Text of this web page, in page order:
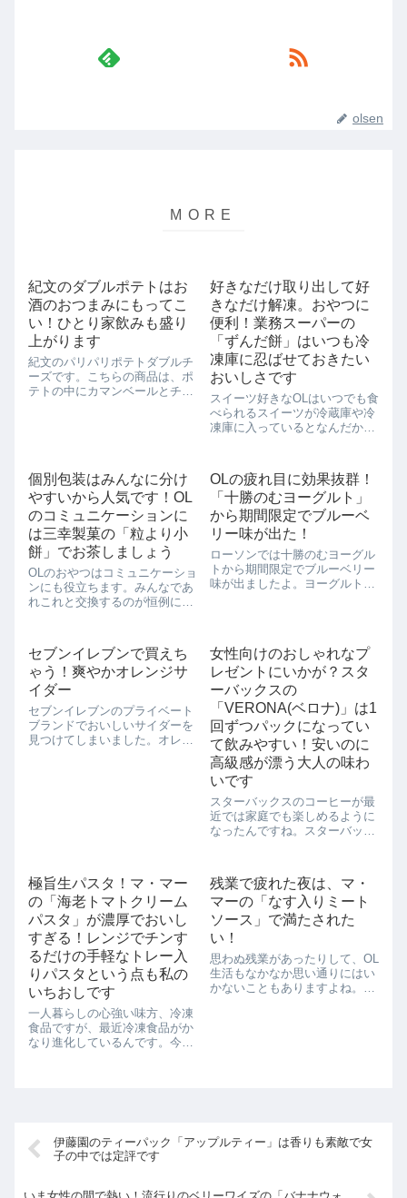
olsen
紀文のダブルポテトはお
酒のおつまみにもってこ
い！ひとり家飲みも盛り
上がります
紀文のパリパリポテトダブルチ
ーズです。こちらの商品は、ポ
テトの中にカマンベールとチェ
ていい感じでした...
好きなだけ取り出して好
きなだけ解凍。おやつに
便利！業務スーパーの
「ずんだ餅」はいつも冷
凍庫に忍ばせておきたい
おいしさです
スイーツ好きなOLはいつでも食
べられるスイーツが冷蔵庫や冷
凍庫に入っているとなんだか安
ーのお餅シリーズです。何種類
かあるのですが、今回ご紹介す
るのはずんだ餅です。【好きな
だけ解凍して...
個別包装はみんなに分け
やすいから人気です！OL
のコミュニケーションに
は三幸製菓の「粒より小
餅」でお茶しましょう
OLのおやつはコミュニケーショ
ンにも役立ちます。みんなであ
れこれと交換するのが恒例にな
トや飴などは、夏場は溶けてし
まって人にあげられない代物に
なってしまう可能性があるの
で、もっぱら夏場...
OLの疲れ目に効果抜群！
「十勝のむヨーグルト」
から期間限定でブルーベ
リー味が出た！
ローソンでは十勝のむヨーグル
トから期間限定でブルーベリー
味が出ましたよ。ヨーグルトと
セブンイレブンで買えち
ゃう！爽やかオレンジサ
イダー
セブンイレブンのプライベート
ブランドでおいしいサイダーを
見つけてしまいました。オレン
女性向けのおしゃれなプ
レゼントにいかが？スタ
ーバックスの
「VERONA(ベロナ)」は1
回ずつパックになってい
て飲みやすい！安いのに
高級感が漂う大人の味わ
いです
スターバックスのコーヒーが最
近では家庭でも楽しめるように
なったんですね。スターバック
た。さっそく買ってチャレンジ
です。今回チャレンジしたのは
「VERONA(ベロナ)」というコ
ーヒー。女性...
極旨生パスタ！マ・マー
の「海老トマトクリーム
パスタ」が濃厚でおいし
すぎる！レンジでチンす
るだけの手軽なトレー入
りパスタという点も私の
いちおしです
一人暮らしの心強い味方、冷凍
食品ですが、最近冷凍食品がか
なり進化しているんです。今ま
残業で疲れた夜は、マ・
マーの「なす入りミート
ソース」で満たされた
い！
思わぬ残業があったりして、OL
生活もなかなか思い通りにはい
かないこともありますよね。遅
伊藤園のティーパック「アップルティー」は香りも素敵で女
子の中では定評です